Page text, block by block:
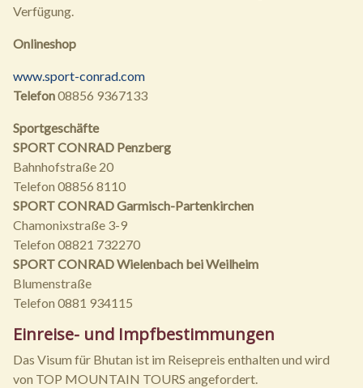
Verfügung.
Onlineshop
www.sport-conrad.com
Telefon08856 9367133
Sportgeschäfte
SPORT CONRAD Penzberg
Bahnhofstraße 20
Telefon 08856 8110
SPORT CONRAD Garmisch-Partenkirchen
Chamonixstraße 3-9
Telefon 08821 732270
SPORT CONRAD Wielenbach bei Weilheim
Blumenstraße
Telefon 0881 934115
Einreise- und Impfbestimmungen
Das Visum für Bhutan ist im Reisepreis enthalten und wird
von TOP MOUNTAIN TOURS angefordert.